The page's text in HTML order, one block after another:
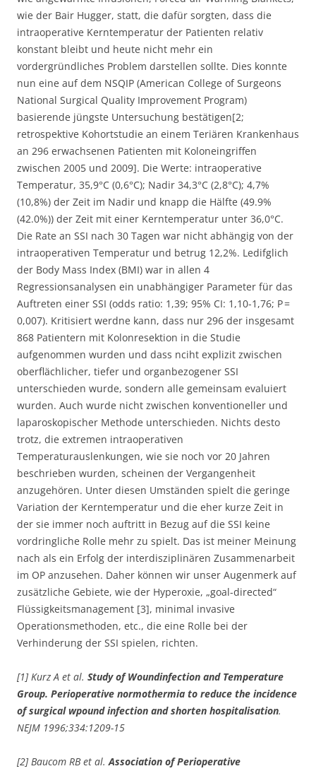
wie der Bair Hugger, statt, die dafür sorgten, dass die
intraoperative Kerntemperatur der Patienten relativ
konstant bleibt und heute nicht mehr ein
vordergründliches Problem darstellen sollte. Dies konnte
nun eine auf dem NSQIP (American College of Surgeons
National Surgical Quality Improvement Program)
basierende jüngste Untersuchung bestätigen[2;
retrospektive Kohortstudie an einem Teriären Krankenhaus
an 296 erwachsenen Patienten mit Koloneingriffen
zwischen 2005 und 2009]. Die Werte: intraoperative
Temperatur, 35,9°C (0,6°C); Nadir 34,3°C (2,8°C); 4,7%
(10,8%) der Zeit im Nadir und knapp die Hälfte (49.9%
(42.0%)) der Zeit mit einer Kerntemperatur unter 36,0°C.
Die Rate an SSI nach 30 Tagen war nicht abhängig von der
intraoperativen Temperatur und betrug 12,2%. Ledifglich
der Body Mass Index (BMI) war in allen 4
Regressionsanalysen ein unabhängiger Parameter für das
Auftreten einer SSI (odds ratio: 1,39; 95% CI: 1,10-1,76; P =
0,007). Kritisiert werdne kann, dass nur 296 der insgesamt
868 Patientern mit Kolonresektion in die Studie
aufgenommen wurden und dass nciht explizit zwischen
oberflächlicher, tiefer und organbezogener SSI
unterschieden wurde, sondern alle gemeinsam evaluiert
wurden. Auch wurde nicht zwischen konventioneller und
laparoskopischer Methode unterschieden. Nichts desto
trotz, die extremen intraoperativen
Temperaturauslenkungen, wie sie noch vor 20 Jahren
beschrieben wurden, scheinen der Vergangenheit
anzugehören. Unter diesen Umständen spielt die geringe
Variation der Kerntemperatur und die eher kurze Zeit in
der sie immer noch auftritt in Bezug auf die SSI keine
vordringliche Rolle mehr zu spielt. Das ist meiner Meinung
nach als ein Erfolg der interdisziplinären Zusammenarbeit
im OP anzusehen. Daher können wir unser Augenmerk auf
zusätzliche Gebiete, wie der Hyperoxie, „goal-directed“
Flüssigkeitsmanagement [3], minimal invasive
Operationsmethoden, etc., die eine Rolle bei der
Verhinderung der SSI spielen, richten.
[1] Kurz A et al. Study of Woundinfection and Temperature
Group. Perioperative normothermia to reduce the incidence
of surgical wpound infection and shorten hospitalisation.
NEJM 1996;334:1209-15
[2] Baucom RB et al.Association of Perioperative